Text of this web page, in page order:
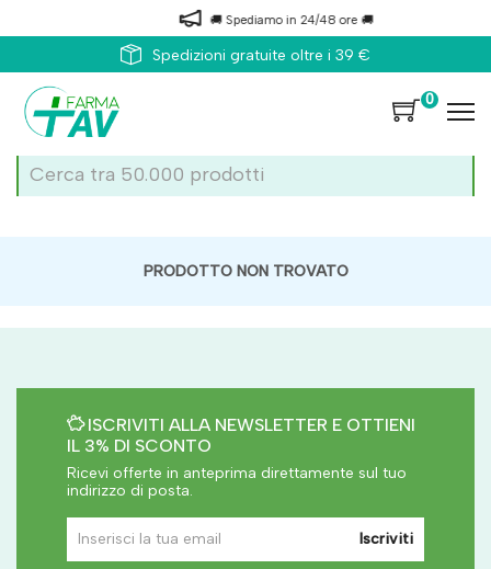
🚚 Spediamo in 24/48 ore 🚚
Spedizioni gratuite oltre i 39 €
0
PRODOTTO NON TROVATO
ISCRIVITI ALLA NEWSLETTER E OTTIENI
IL 3% DI SCONTO
Ricevi offerte in anteprima direttamente sul tuo
indirizzo di posta.
Iscriviti